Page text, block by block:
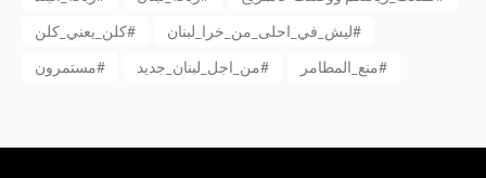
كلن_يعني_كلن#
ليش_في_احلى_من_خرا_لبنان#
مستمرون#
من_اجل_لبنان_جديد# منع_المطامر#